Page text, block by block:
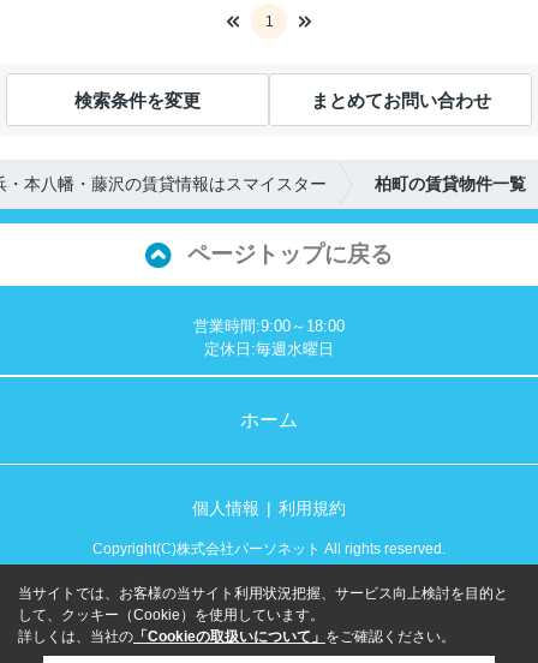
1
検索条件を変更 まとめてお問い合わせ
・本八幡・藤沢の賃貸情報はスマイスター 柏町の賃貸物件一覧
ページトップに戻る
営業時間:9:00～18:00
定休日:毎週水曜日
ホーム
個人情報 利用規約
Copyright(C)株式会社パーソネット All rights reserved.
当サイトでは、お客様の当サイト利用状況把握、サービス向上検討を目的と
して、クッキー（Cookie）を使用しています。
詳しくは、当社の 「Cookieの取扱いについて」 をご確認ください。